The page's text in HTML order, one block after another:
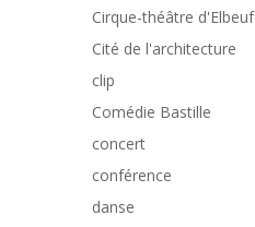
Cirque-théâtre d'Elbeuf
Cité de l'architecture
clip
Comédie Bastille
concert
conférence
danse